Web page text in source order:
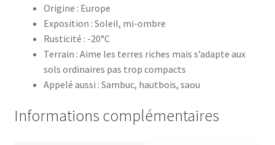
Origine : Europe
Exposition : Soleil, mi-ombre
Rusticité : -20°C
Terrain : Aime les terres riches mais s’adapte aux
sols ordinaires pas trop compacts
Appelé aussi : Sambuc, hautbois, saou
Informations complémentaires